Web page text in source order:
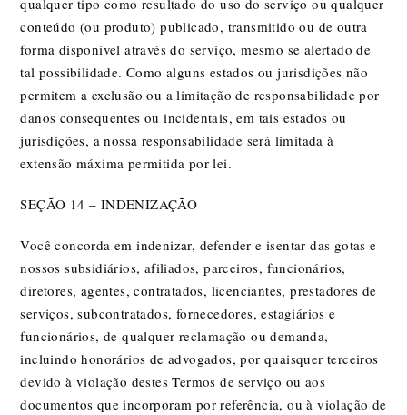
qualquer tipo como resultado do uso do serviço ou qualquer
conteúdo (ou produto) publicado, transmitido ou de outra
forma disponível através do serviço, mesmo se alertado de
tal possibilidade. Como alguns estados ou jurisdições não
permitem a exclusão ou a limitação de responsabilidade por
danos consequentes ou incidentais, em tais estados ou
jurisdições, a nossa responsabilidade será limitada à
extensão máxima permitida por lei.
SEÇÃO 14 – INDENIZAÇÃO
Você concorda em indenizar, defender e isentar das gotas e
nossos subsidiários, afiliados, parceiros, funcionários,
diretores, agentes, contratados, licenciantes, prestadores de
serviços, subcontratados, fornecedores, estagiários e
funcionários, de qualquer reclamação ou demanda,
incluindo honorários de advogados, por quaisquer terceiros
devido à violação destes Termos de serviço ou aos
documentos que incorporam por referência, ou à violação de